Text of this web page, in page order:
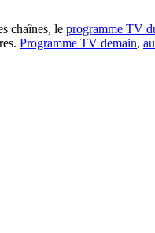
chaînes, le programme TV
Programme TV demain,